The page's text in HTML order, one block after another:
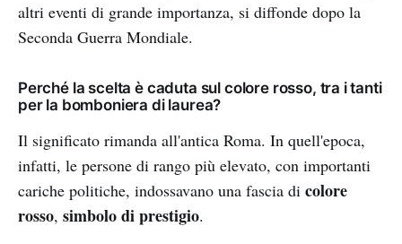
altri eventi di grande importanza, si diffonde dopo la
Seconda Guerra Mondiale.
Perché la scelta è caduta sul colore rosso, tra i tanti
per la bomboniera di laurea?
Il significato rimanda all'antica Roma. In quell'epoca,
infatti, le persone di rango più elevato, con importanti
cariche politiche, indossavano una fascia di colore
rosso, simbolo di prestigio.